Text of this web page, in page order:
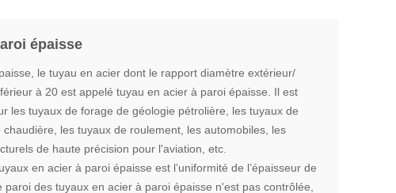
épaisse
le tuyau en acier dont le rapport diamètre extérieur/
à 20 est appelé tuyau en acier à paroi épaisse. Il est
les tuyaux de forage de géologie pétrolière, les tuyaux de
les tuyaux de roulement, les automobiles, les
de haute précision pour l'aviation, etc.
en acier à paroi épaisse est l’uniformité de l’épaisseur de
paroi des tuyaux en acier à paroi épaisse n'est pas contrôlée,